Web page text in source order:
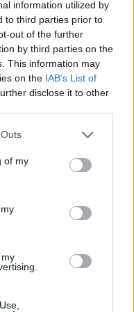
information utilized by
to third parties prior to
out of the further
by third parties on the
This information may
on the IAB’s List of
disclose it to other
of my